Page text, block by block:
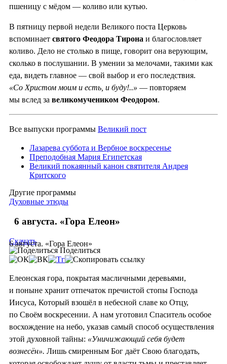
пшеницу с мёдом — коливо или кутью.
В пятницу первой недели Великого поста Церковь
вспоминает святого Феодора Тирона и благословляет
коливо. Дело не столько в пище, говорит она верующим,
сколько в послушании. В умении за мелочами, такими как
еда, видеть главное — свой выбор и его последствия.
«Со Христом моим и есть, и буду!..» — повторяем
мы вслед за великомучеником Феодором.
Все выпуски программы Великий пост
Лазарева суббота и Вербное воскресенье
Преподобная Мария Египетская
Великий покаянный канон святителя Андрея
Критского
Другие программы
Духовные этюды
6 августа. «Гора Елеон»
6 августа. «Гора Елеон»
Скачать
Поделиться
Елеонская гора, покрытая масличными деревьями,
и поныне хранит отпечаток пречистой стопы Господа
Иисуса, Который взошёл в небесной славе ко Отцу,
по Своём воскресении. А нам уготовил Спаситель особое
восхождение на небо, указав самый способ осуществления
этой духовной тайны: «Уничижающий себя будет
вознесён». Лишь смиренным Бог даёт Свою благодать,